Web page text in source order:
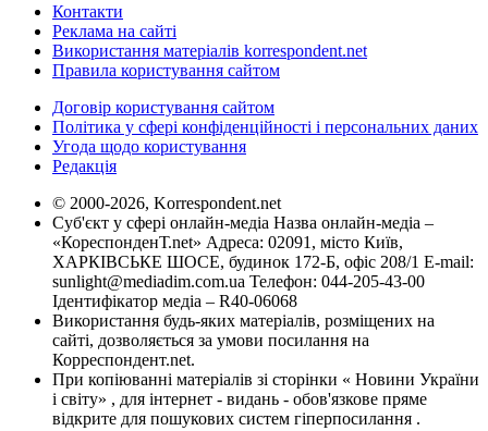
Контакти
Реклама на сайті
Використання матеріалів korrespondent.net
Правила користування сайтом
Договір користування сайтом
Політика у сфері конфіденційності і персональних даних
Угода щодо користування
Редакція
© 2000-2026, Korrespondent.net
Суб'єкт у сфері онлайн-медіа Назва онлайн-медіа –
«КореспонденТ.net» Адреса: 02091, місто Київ,
ХАРКІВСЬКЕ ШОСЕ, будинок 172-Б, офіс 208/1 E-mail:
sunlight@mediadim.com.ua Телефон: 044-205-43-00
Ідентифікатор медіа – R40-06068
Використання будь-яких матеріалів, розміщених на
сайті, дозволяється за умови посилання на
Корреспондент.net.
При копіюванні матеріалів зі сторінки « Новини України
і світу» , для інтернет - видань - обов'язкове пряме
відкрите для пошукових систем гіперпосилання .